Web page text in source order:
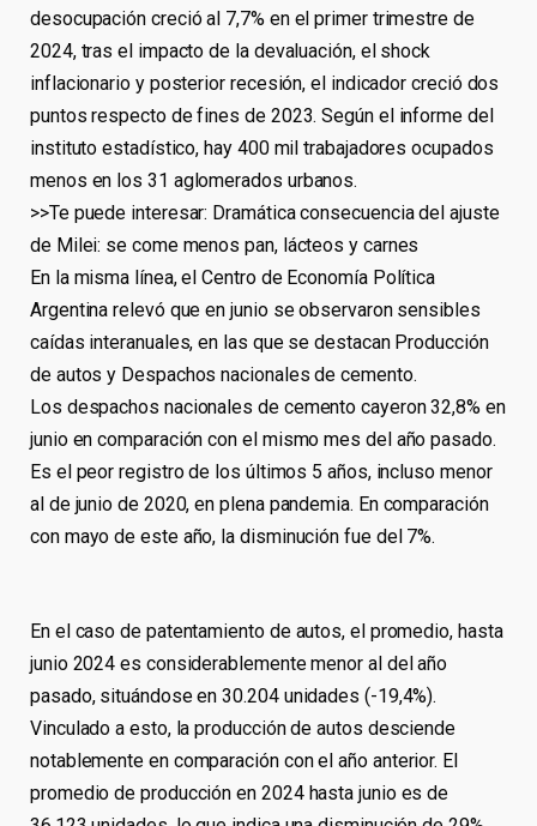
desocupación creció al 7,7% en el primer trimestre de
2024, tras el impacto de la devaluación, el shock
inflacionario y posterior recesión, el indicador creció dos
puntos respecto de fines de 2023. Según el informe del
instituto estadístico, hay 400 mil trabajadores ocupados
menos en los 31 aglomerados urbanos.
>>Te puede interesar: Dramática consecuencia del ajuste
de Milei: se come menos pan, lácteos y carnes
En la misma línea, el Centro de Economía Política
Argentina relevó que en junio se observaron sensibles
caídas interanuales, en las que se destacan Producción
de autos y Despachos nacionales de cemento.
Los despachos nacionales de cemento cayeron 32,8% en
junio en comparación con el mismo mes del año pasado.
Es el peor registro de los últimos 5 años, incluso menor
al de junio de 2020, en plena pandemia. En comparación
con mayo de este año, la disminución fue del 7%.
En el caso de patentamiento de autos, el promedio, hasta
junio 2024 es considerablemente menor al del año
pasado, situándose en 30.204 unidades (-19,4%).
Vinculado a esto, la producción de autos desciende
notablemente en comparación con el año anterior. El
promedio de producción en 2024 hasta junio es de